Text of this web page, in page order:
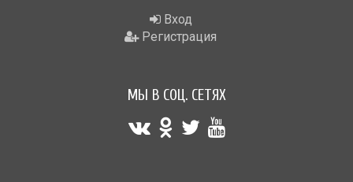
Вход
Регистрация
МЫ В СОЦ. СЕТЯХ